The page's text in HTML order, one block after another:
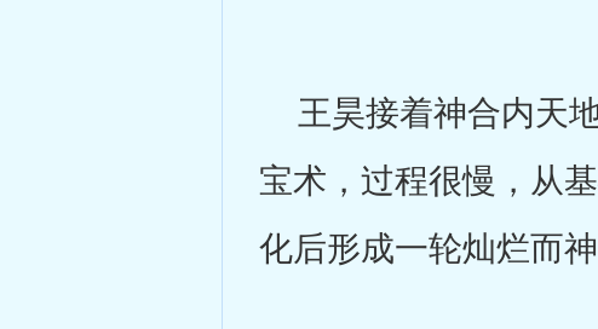
王昊接着神合内天
宝术，过程很慢，从
化后形成一轮灿烂而